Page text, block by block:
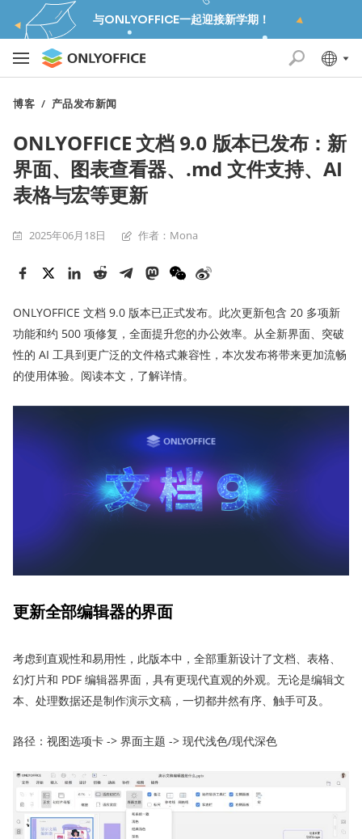
与ONLYOFFICE一起迎接新学期！
博客 / 产品发布新闻
ONLYOFFICE 文档 9.0 版本已发布：新
界面、图表查看器、.md 文件支持、AI
表格与宏等更新
2025年06月18日 作者：Mona
ONLYOFFICE 文档 9.0 版本已正式发布。此次更新包含 20 多项新
功能和约 500 项修复，全面提升您的办公效率。从全新界面、突破
性的 AI 工具到更广泛的文件格式兼容性，本次发布将带来更加流畅
的使用体验。阅读本文，了解详情。
更新全部编辑器的界面
考虑到直观性和易用性，此版本中，全部重新设计了文档、表格、
幻灯片和 PDF 编辑器界面，具有更现代直观的外观。无论是编辑文
本、处理数据还是制作演示文稿，一切都井然有序、触手可及。
路径：视图选项卡 -> 界面主题 -> 现代浅色/现代深色